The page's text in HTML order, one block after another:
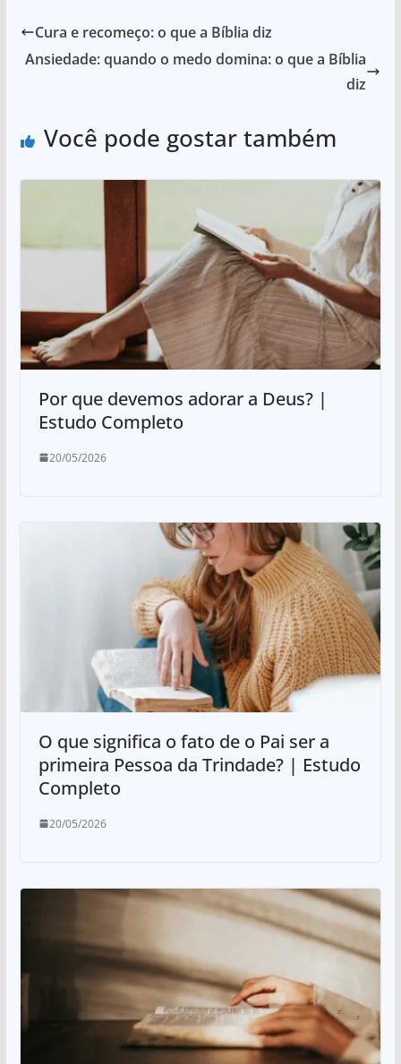
Cura e recomeço: o que a Bíblia diz
Ansiedade: quando o medo domina: o que a Bíblia
diz
Você pode gostar também
Por que devemos adorar a Deus? |
Estudo Completo
20/05/2026
O que significa o fato de o Pai ser a
primeira Pessoa da Trindade? | Estudo
Completo
20/05/2026